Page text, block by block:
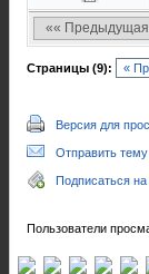
«« Предыдущая
Страницы (9): «
Версия для
Отправить тему
Подписаться
Пользователи